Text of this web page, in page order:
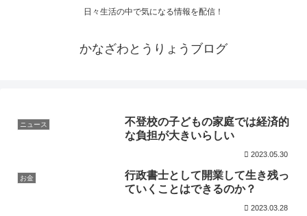
日々生活の中で気になる情報を配信！
かなざわとうりょうブログ
ニュース
不登校の子どもの家庭では経済的
な負担が大きいらしい
2023.05.30
お金
行政書士として開業して生き残っ
ていくことはできるのか？
2023.03.28